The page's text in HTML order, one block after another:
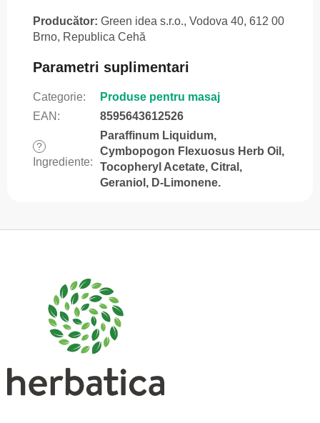
Producător: Green idea s.r.o., Vodova 40, 612 00
Brno, Republica Cehă
Parametri suplimentari
Categorie:
Produse pentru masaj
EAN : 8595643612526
?
Ingrediente:
Paraffinum Liquidum,
Cymbopogon Flexuosus Herb Oil,
Tocopheryl Acetate, Citral,
Geraniol, D-Limonene.